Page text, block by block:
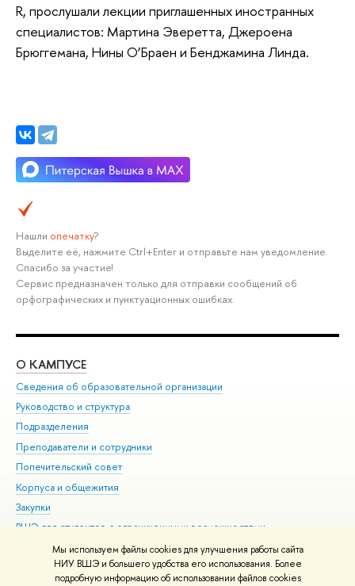
Мы используем файлы cookies для улучшения работы сайта
НИУ ВШЭ и большего удобства его использования. Более
подробную информацию об использовании файлов cookies
R, прослушали лекции приглашенных иностранных
специалистов: Мартина Эверетта, Джероена
Брюггемана, Нины О’Браен и Бенджамина Линда.
Нашли опечатку?
Выделите её, нажмите Ctrl+Enter и отправьте нам уведомление.
Спасибо за участие!
Сервис предназначен только для отправки сообщений об
орфографических и пунктуационных ошибках.
О КАМПУСЕ
Сведения об образовательной организации
Руководство и структура
Подразделения
Преподаватели и сотрудники
Попечительский совет
Корпуса и общежития
Закупки
ВШЭ для студентов с ограниченными возможностями
здоровья и инвалидностью
Версия для слабовидящих
Единая платежная страница